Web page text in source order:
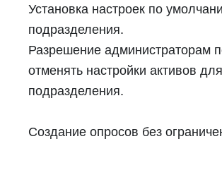
Установка настроек по
подразделения.
Разрешение администраторам
отменять настройки активов
подразделения.
Создание опросов без